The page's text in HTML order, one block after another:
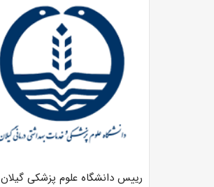
رییس دانشگاه علوم پزشکی گیلان